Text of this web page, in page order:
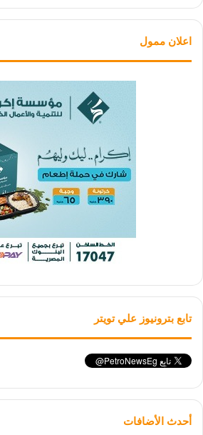
اعلان ممول
تابع بترونيوز علي تويتر
أحدث الأضافات